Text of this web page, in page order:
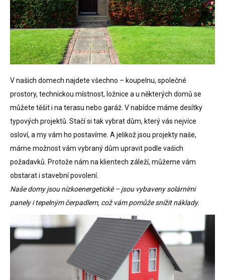
V našich domech najdete všechno – koupelnu, společné
prostory, technickou místnost, ložnice a u některých domů se
můžete těšit i na terasu nebo garáž. V nabídce máme desítky
typových projektů. Stačí si tak vybrat dům, který vás nejvíce
osloví, a my vám ho postavíme. A jelikož jsou projekty naše,
máme možnost vám vybraný dům upravit podle vašich
požadavků. Protože nám na klientech záleží, můžeme vám
obstarat i stavební povolení.
Naše domy jsou nízkoenergetické – jsou vybaveny solárními
panely i tepelným čerpadlem, což vám pomůže snížit náklady.